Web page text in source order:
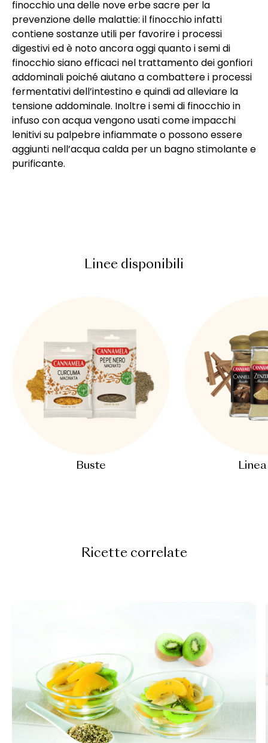
finocchio una delle nove erbe sacre per la
prevenzione delle malattie: il finocchio infatti
contiene sostanze utili per favorire i processi
digestivi ed è noto ancora oggi quanto i semi di
finocchio siano efficaci nel trattamento dei gonfiori
addominali poiché aiutano a combattere i processi
fermentativi dell’intestino e quindi ad alleviare la
tensione addominale. Inoltre i semi di finocchio in
infuso con acqua vengono usati come impacchi
lenitivi su palpebre infiammate o possono essere
aggiunti nell’acqua calda per un bagno stimolante e
purificante.
Linee disponibili
Buste
Ricette correlate